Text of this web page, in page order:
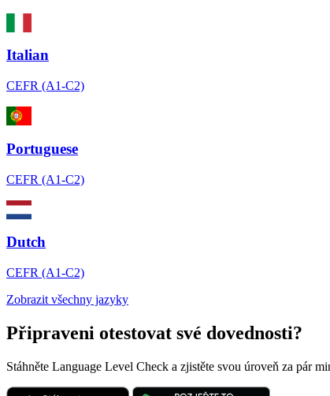
Italian
CEFR (A1-C2)
Portuguese
CEFR (A1-C2)
Dutch
CEFR (A1-C2)
Zobrazit všechny jazyky
Připraveni otestovat své dovednosti?
Stáhněte Language Level Check a zjistěte svou úroveň za pár